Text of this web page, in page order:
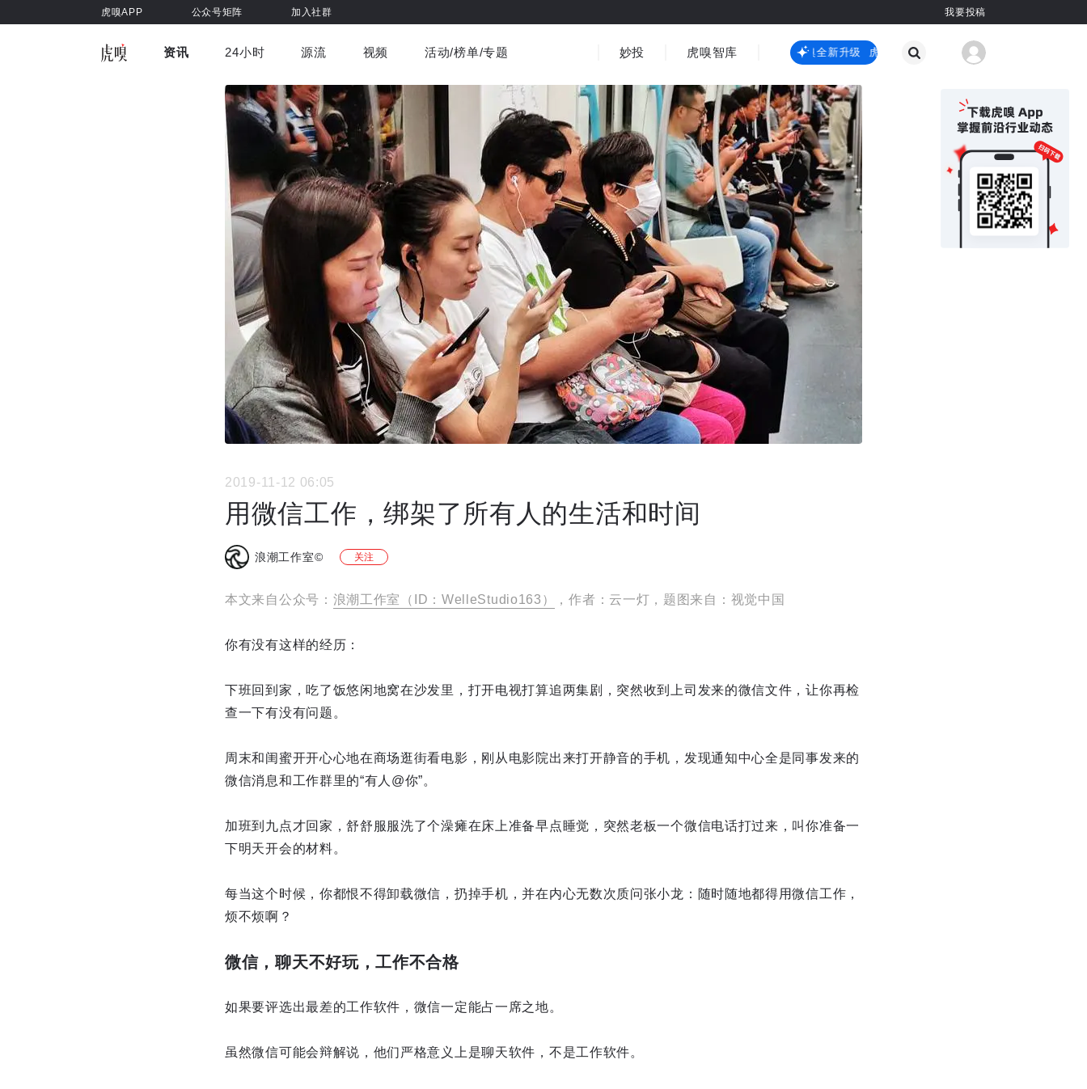
虎嗅APP 公众号矩阵 加入社群 我要投稿
资讯
车与出行 商业消费 社会文化 金融财经 出海
国际热点
健康 书影音 3C数码 观点 其他
24小时 源流 视频
虎嗅视界
活动/榜单/专题 妙投 虎嗅智库 虎嗅嗅全新升级 虎嗅嗅全新升级
2019-11-12 06:05
用微信工作，绑架了所有人的生活和时间
浪潮工作室© 关注
本文来自公众号： 浪潮工作室（ID：WelleStudio163） ，作者：云一灯，题图来自：视觉中国
你有没有这样的经历：
下班回到家，吃了饭悠闲地窝在沙发里，打开电视打算追两集剧，突然收到上司发来的微信文件，让你再检
查一下有没有问题。
周末和闺蜜开开心心地在商场逛街看电影，刚从电影院出来打开静音的手机，发现通知中心全是同事发来的
微信消息和工作群里的“有人@你”。
加班到九点才回家，舒舒服服洗了个澡瘫在床上准备早点睡觉，突然老板一个微信电话打过来，叫你准备一
下明天开会的材料。
每当这个时候，你都恨不得卸载微信，扔掉手机，并在内心无数次质问张小龙：随时随地都得用微信工作，
烦不烦啊？
微信，聊天不好玩，工作不合格
如果要评选出最差的工作软件，微信一定能占一席之地。
虽然微信可能会辩解说，他们严格意义上是聊天软件，不是工作软件。